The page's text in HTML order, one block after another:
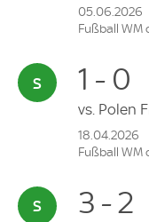
05.06.2026
Fußball WM
1 - 0
vs. Polen
18.04.2026
Fußball WM
3 - 2